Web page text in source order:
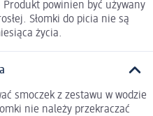
powinien być używany
Słomki do picia nie są
życia.
smoczek z zestawu w wodzie
nie należy przekraczać